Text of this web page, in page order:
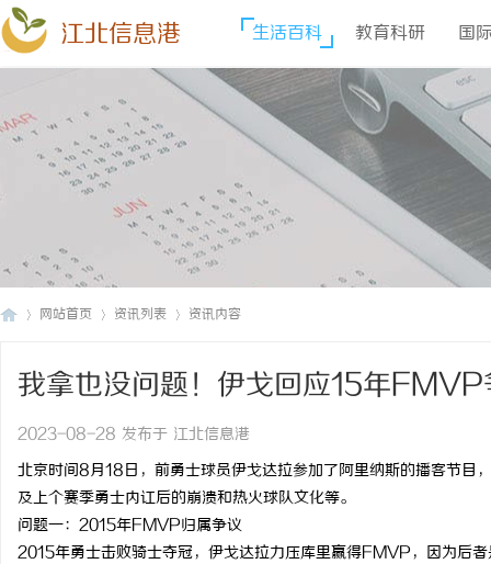
江北信息港 生活百科 教育科研 国
网站首页 资讯列表 资讯内容
我拿也没问题！伊戈回应15年
2023-08-28 发布于 江北信息港
北京时间8月18日，前勇士球员伊戈达拉参加了阿里纳斯的播客节
及上个赛季勇士内讧后的崩溃和热火球队文化等。
问题一：2015年FMVP归属争议
2015年勇士击败骑士夺冠，伊戈达拉力压库里赢得FMVP，因为后